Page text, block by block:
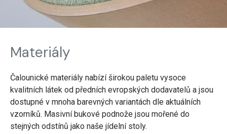
Materiály
Čalounické materiály nabízí širokou paletu vysoce
kvalitních látek od předních evropských dodavatelů a jsou
dostupné v mnoha barevných variantách dle aktuálních
vzorníků. Masivní bukové podnože jsou mořené do
stejných odstínů jako naše jídelní stoly.